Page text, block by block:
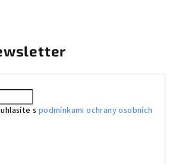
s podmínkami ochrany osobních